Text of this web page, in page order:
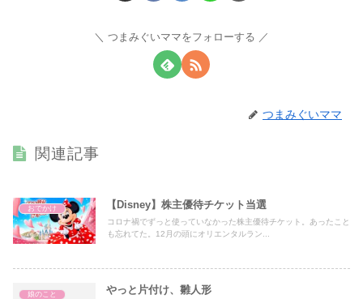
つまみぐいママをフォローする
つまみぐいママ
関連記事
おでかけ 【Disney】株主優待チケット当選
コロナ禍でずっと使っていなかった株主優待チケット。あったこと
も忘れてた。12月の頭にオリエンタルラン...
娘のこと やっと片付け、雛人形